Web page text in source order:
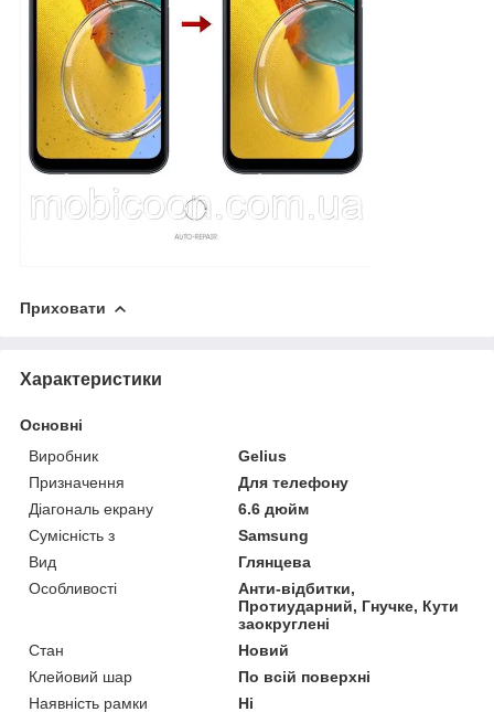
Приховати
Характеристики
Основні
Виробник
Gelius
Призначення
Для телефону
Діагональ екрану
6.6 дюйм
Сумісність з
Samsung
Вид
Глянцева
Особливості
Анти-відбитки,
Протиударний, Гнучке, Кути
заокруглені
Стан
Новий
Клейовий шар
По всій поверхні
Наявність рамки
Ні